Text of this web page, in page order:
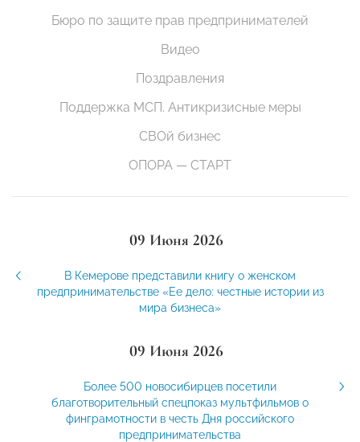
Бюро по защите прав предпринимателей
Видео
Поздравления
Поддержка МСП. Антикризисные меры
СВОй бизнес
ОПОРА — СТАРТ
09 Июня 2026
В Кемерове представили книгу о женском
предпринимательстве «Ее дело: честные истории из
мира бизнеса»
09 Июня 2026
Более 500 новосибирцев посетили
благотворительный спецпоказ мультфильмов о
финграмотности в честь Дня российского
предпринимательства